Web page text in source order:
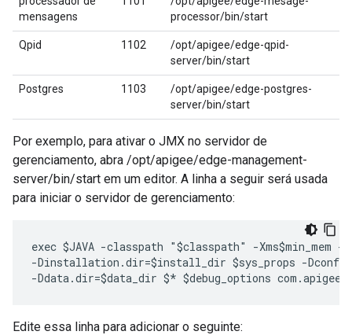
mensagens
processor/bin/start
Qpid 1102
/opt/apigee/edge-qpid-
server/bin/start
Postgres 1103
/opt/apigee/edge-postgres-
server/bin/start
Por exemplo, para ativar o JMX no servidor de
gerenciamento, abra /opt/apigee/edge-management-
server/bin/start em um editor. A linha a seguir será usada
para iniciar o servidor de gerenciamento:
exec $JAVA -classpath "$classpath" -
-Dinstallation.dir=$install_dir $sys_props -
-Ddata.dir=$data_dir $* $debug_options
Edite essa linha para adicionar o seguinte: